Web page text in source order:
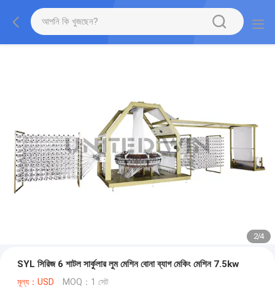
2/4
SYL সিরিজ 6 শাটল সার্কুলার লুম মেশিন বোনা ব্যাগ মেকিং মেশিন 7.5kw
মূল্য：USD MOQ：1 সেট